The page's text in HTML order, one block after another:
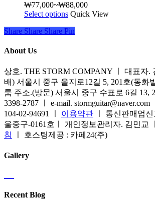
지
에
서
선
택
할
수
있
습
니
있
습
니
페
이
지
에
서
옵
션
션
이
이
상
있
습
니
다.
상
품
페
₩77,000~₩88,000가
격
Select options 여
상
션
이
이
상
품
에
있
습
Quick View
Share
Share Share Share Pin
About Us
상호. THE STORM COMPANY ㅣ 대표자.
배) 서울시 중구 을지로12길 5, 201호(동화
룸 주소.(방문) 서울시 중구 수표로 6길 13,
3398-2787 ㅣ e-mail.
104-02-94691 ㅣ 이용약관 ㅣ 통신판매업
울중구-0161호ㅣ 개인정보관리자. 김민교
침
ㅣ 호스팅제공 : 카페24(주)
Gallery
Recent Blog